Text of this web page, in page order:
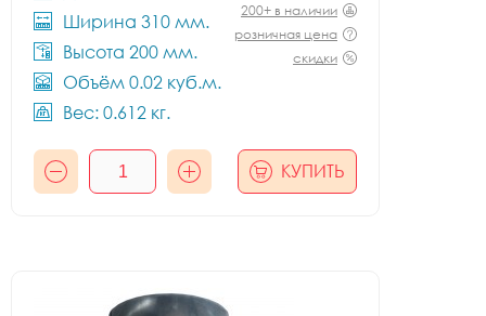
Ширина 310 мм.
Высота 200 мм.
Объём 0.02 куб.м.
Вес: 0.612 кг.
200+ в наличии
розничная цена
скидки
КУПИТЬ